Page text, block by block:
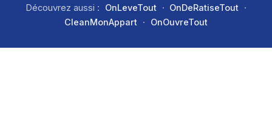
Découvrez aussi : OnLeveTout · OnDeRatiseTout ·
CleanMonAppart · OnOuvreTout